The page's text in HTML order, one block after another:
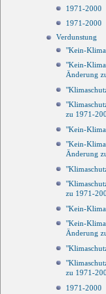
1971-2000
1971-2000
Verdunstung
"Kein-
"Kein-
Änderung
zu 1971-
"Kein-
"Kein-
Änderung
zu 1971-
"Kein-
"Kein-
Änderung
zu 1971-
1971-2000